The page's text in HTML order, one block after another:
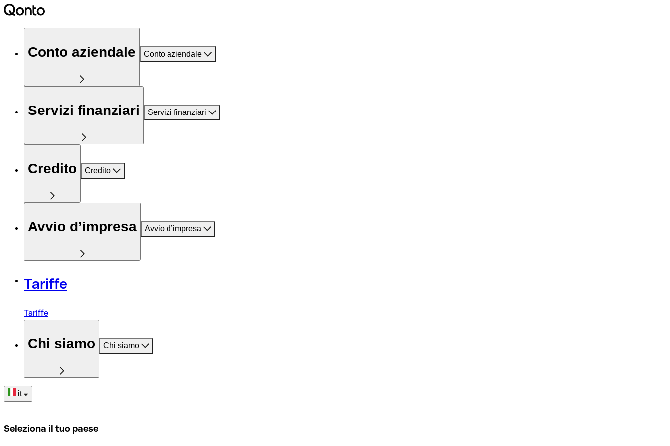
Conto aziendale Conto aziendale
Servizi finanziari Servizi finanziari
Credito Credito
Avvio d’impresa Avvio d’impresa
Tariffe
Tariffe
Chi siamo Chi siamo
it
Seleziona il tuo paese